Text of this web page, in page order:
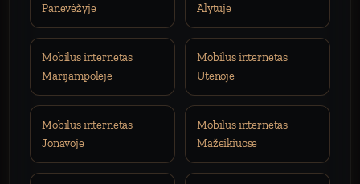
Panevėžyje
Alytuje
Mobilus internetas
Marijampolėje
Mobilus internetas
Utenoje
Mobilus internetas
Jonavoje
Mobilus internetas
Mažeikiuose